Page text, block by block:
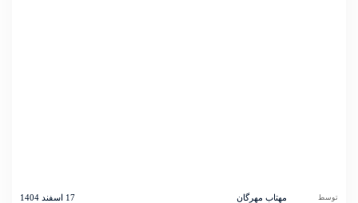
توسط مهتاب مهرگان 17 اسفند 1404